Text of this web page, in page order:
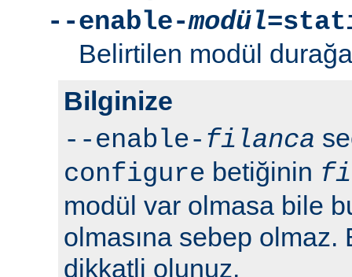
--enable-modül
Belirtilen modül
Bilginize
--enable- filanca
configure betiğinin
modül var olmasa bile
olmasına sebep olmaz.
dikkatli olunuz.